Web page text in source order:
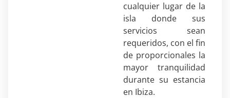
cualquier lugar de la
isla donde sus
servicios sean
requeridos, con el fin
de proporcionales la
mayor tranquilidad
durante su estancia
en Ibiza.